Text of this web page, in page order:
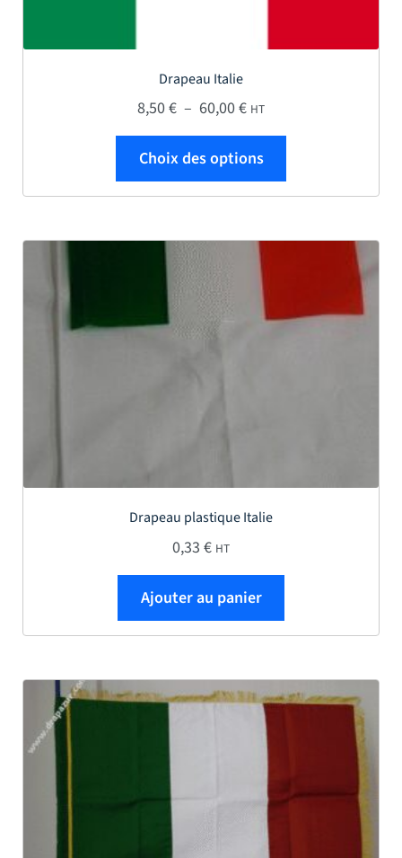
Drapeau Italie
8,50€ – 60,00€Plage de prix : 8,50 € à
HT
Choix des options
Drapeau plastique Italie
0,33 € HT
Ajouter au panier